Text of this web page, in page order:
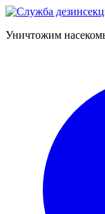
Уничтожим